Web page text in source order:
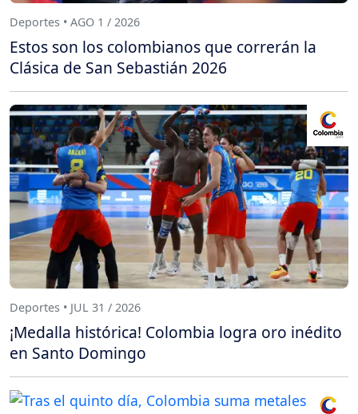
Deportes • AGO 1 / 2026
Estos son los colombianos que correrán la
Clásica de San Sebastián 2026
Deportes • JUL 31 / 2026
¡Medalla histórica! Colombia logra oro inédito
en Santo Domingo